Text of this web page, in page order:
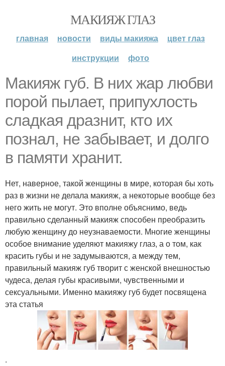
МАКИЯЖ ГЛАЗ
главная новости виды макияжа
цвет глаз
инструкции
фото
Макияж губ. В них жар любви
порой пылает, припухлость
сладкая дразнит, кто их
познал, не забывает, и долго
в памяти хранит.
Нет, наверное, такой женщины в мире, которая бы хоть
раз в жизни не делала макияж, а некоторые вообще без
него жить не могут. Это вполне объяснимо, ведь
правильно сделанный макияж способен преобразить
любую женщину до неузнаваемости. Многие женщины
особое внимание уделяют макияжу глаз, а о том, как
красить губы и не задумываются, а между тем,
правильный макияж губ творит с женской внешностью
чудеса, делая губы красивыми, чувственными и
сексуальными. Именно макияжу губ будет посвящена
эта статья
.